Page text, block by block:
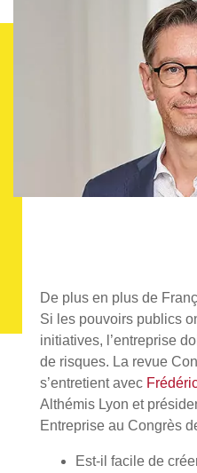
De plus en plus de
Si les pouvoirs publics
initiatives, l’entreprise
de risques. La revue
s’entretient avec
Althémis Lyon et
Entreprise au Congrès
Est-il facile de